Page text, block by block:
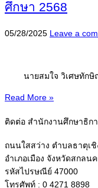
ศึกษา 2568
05/28/2025 Leave a
นายสมใจ วิเศษทักษิณ
Read More »
ติดต่อ สำนักงานศึกษาธิก
ถนนใสสว่าง ตำบลธาตุเ
อำเภอเมือง จังหวัดสกลน
รหัสไปรษณีย์ 47000
โทรศัพท์ : 0 4271 8898